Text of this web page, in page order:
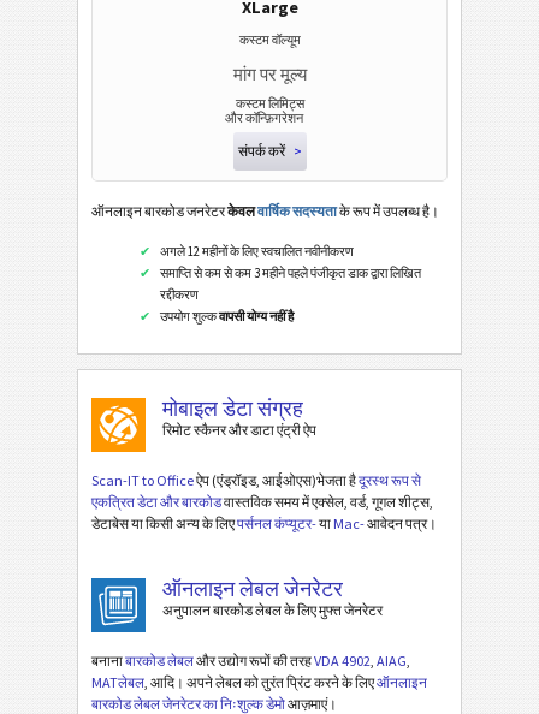
XLarge
कस्टम वॉल्यूम
मांग पर मूल्य
कस्टम लिमिट्स
और कॉन्फ़िगरेशन
संपर्क करें >
ऑनलाइन बारकोड जनरेटरकेवलवार्षिक सदस्यताके रूप में उपलब्ध है।
अगले 12 महीनों के लिए स्वचालित नवीनीकरण
समाप्ति से कम से कम 3 महीने पहले पंजीकृत डाक द्वारा लिखित
रद्दीकरण
उपयोग शुल्कवापसी योग्य नहीं है
मोबाइल डेटा संग्रह
रिमोट स्कैनर और डाटा एंट्री ऐप
Scan-IT to Officeऐप (एंड्रॉइड, आईओएस)भेजता हैदूरस्थ रूप से
एकत्रित डेटा और बारकोडवास्तविक समय में एक्सेल, वर्ड, गूगल शीट्स,
डेटाबेस या किसी अन्य के लिएपर्सनल कंप्यूटर-या Mac-आवेदन पत्र।
ऑनलाइन लेबल जेनरेटर
अनुपालन बारकोड लेबल के लिए मुफ्त जेनरेटर
बनानाबारकोड लेबलऔर उद्योग रूपों की तरहVDA 4902 AIAG
MATलेबल , आदि। अपने लेबल को तुरंत प्रिंट करने के लिएऑनलाइन
बारकोड लेबल जेनरेटर का निःशुल्क डेमोआज़माएं।